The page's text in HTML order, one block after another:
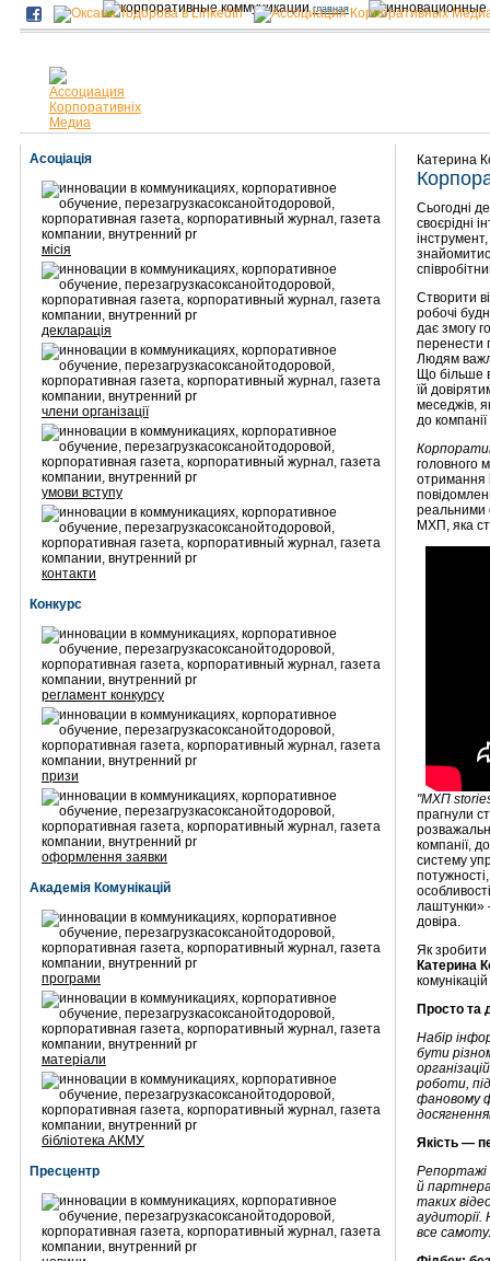
главная
Асоціація
місія
декларація
члени організації
умови вступу
контакти
Конкурс
регламент конкурсу
призи
оформлення заявки
Академія Комунікацій
програми
матеріали
бібліотека АКМУ
Пресцентр
Катерина
Сьогодні
своєрідні
Створити
робочі
дає змогу
перенести
Людям
Що більше
їй
меседжів,
до
головного
отримання
реальними
МХП, яка
"МХП
прагнули
компанії,
систему
лаштунки»
довіра.
Як зробити
Катерина
Просто та
Набір
бути
роботи,
фановому
Якість —
Репортажі
й
таких
все